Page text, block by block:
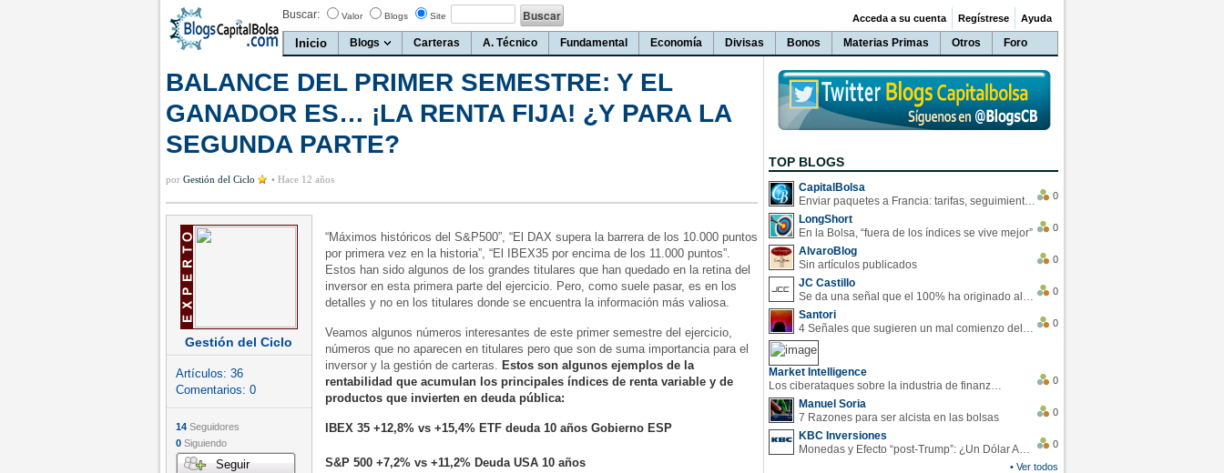
Buscar: Valor Blogs Site
Inicio Blogs Carteras A. Técnico Fundamental Economía Divisas Bonos Materias Primas Otros Foro
Acceda a su cuenta Regístrese Ayuda
BALANCE DEL PRIMER SEMESTRE: Y EL
GANADOR ES… ¡LA RENTA FIJA! ¿Y PARA LA
SEGUNDA PARTE?
por Gestión del Ciclo • Hace 12 años
Gestión del Ciclo
Artículos: 36
Comentarios: 0
14 Seguidores
0 Siguiendo
Seguir
“Máximos históricos del S&P500”, “El DAX supera la barrera de los 10.000 puntos
por primera vez en la historia”, “El IBEX35 por encima de los 11.000 puntos”.
Estos han sido algunos de los grandes titulares que han quedado en la retina del
inversor en esta primera parte del ejercicio. Pero, como suele pasar, es en los
detalles y no en los titulares donde se encuentra la información más valiosa.
Veamos algunos números interesantes de este primer semestre del ejercicio,
números que no aparecen en titulares pero que son de suma importancia para el
inversor y la gestión de carteras. Estos son algunos ejemplos de la
rentabilidad que acumulan los principales índices de renta variable y de
productos que invierten en deuda pública:
IBEX 35 +12,8% vs +15,4% ETF deuda 10 años Gobierno ESP
S&P 500 +7,2% vs +11,2% Deuda USA 10 años
TOP BLOGS
CapitalBolsa
Enviar paquetes a Francia: tarifas, seguimiento y ventajas destacadas
0
LongShort
En la Bolsa, “fuera de los índices se vive mejor”
0
AlvaroBlog
Sin artículos publicados
0
JC Castillo
Se da una señal que el 100% ha originado alzas en las bolsas
0
Santori
4 Señales que sugieren un mal comienzo del 3T de la economía EEUU
0
Market Intelligence
Los ciberataques sobre la industria de finanzas se han duplicado este año
0
Manuel Soria
7 Razones para ser alcista en las bolsas
0
KBC Inversiones
Monedas y Efecto “post-Trump”: ¿Un Dólar Americano operando en rangos?
0
• Ver todos